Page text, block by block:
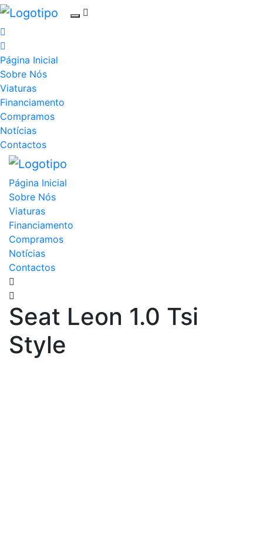
Página Inicial
Sobre Nós
Viaturas
Financiamento
Compramos
Notícias
Contactos
Página Inicial
Sobre Nós
Viaturas
Financiamento
Compramos
Notícias
Contactos
Seat Leon 1.0 Tsi
Style